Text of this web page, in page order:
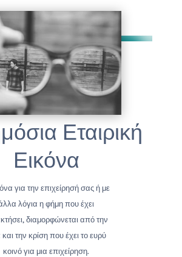
Εταιρική
Εικόνα
για την επιχείρησή σας ή με
λόγια η φήμη που έχει
διαμορφώνεται από την
και την κρίση που έχει το ευρύ
κοινό για μια επιχείρηση.